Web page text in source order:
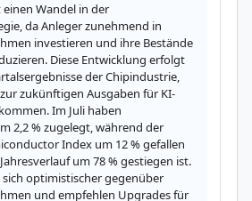
Wandel in der
da Anleger zunehmend in
investieren und ihre Bestände
Diese Entwicklung erfolgt
der Chipindustrie,
zukünftigen Ausgaben für KI-
Im Juli haben
2,2 % zugelegt, während der
Index um 12 % gefallen
um 78 % gestiegen ist.
optimistischer gegenüber
und empfehlen Upgrades für